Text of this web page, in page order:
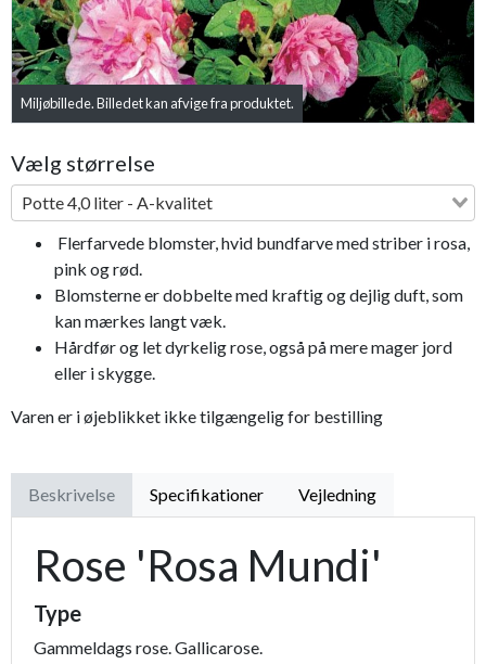
Miljøbillede. Billedet kan afvige fra produktet.
Vælg størrelse
Potte 4,0 liter - A-kvalitet
Flerfarvede blomster, hvid bundfarve med striber i rosa,
pink og rød.
Blomsterne er dobbelte med kraftig og dejlig duft, som
kan mærkes langt væk.
Hårdfør og let dyrkelig rose, også på mere mager jord
eller i skygge.
Varen er i øjeblikket ikke tilgængelig for bestilling
Beskrivelse Specifikationer Vejledning
Rose 'Rosa Mundi'
Type
Gammeldags rose. Gallicarose.